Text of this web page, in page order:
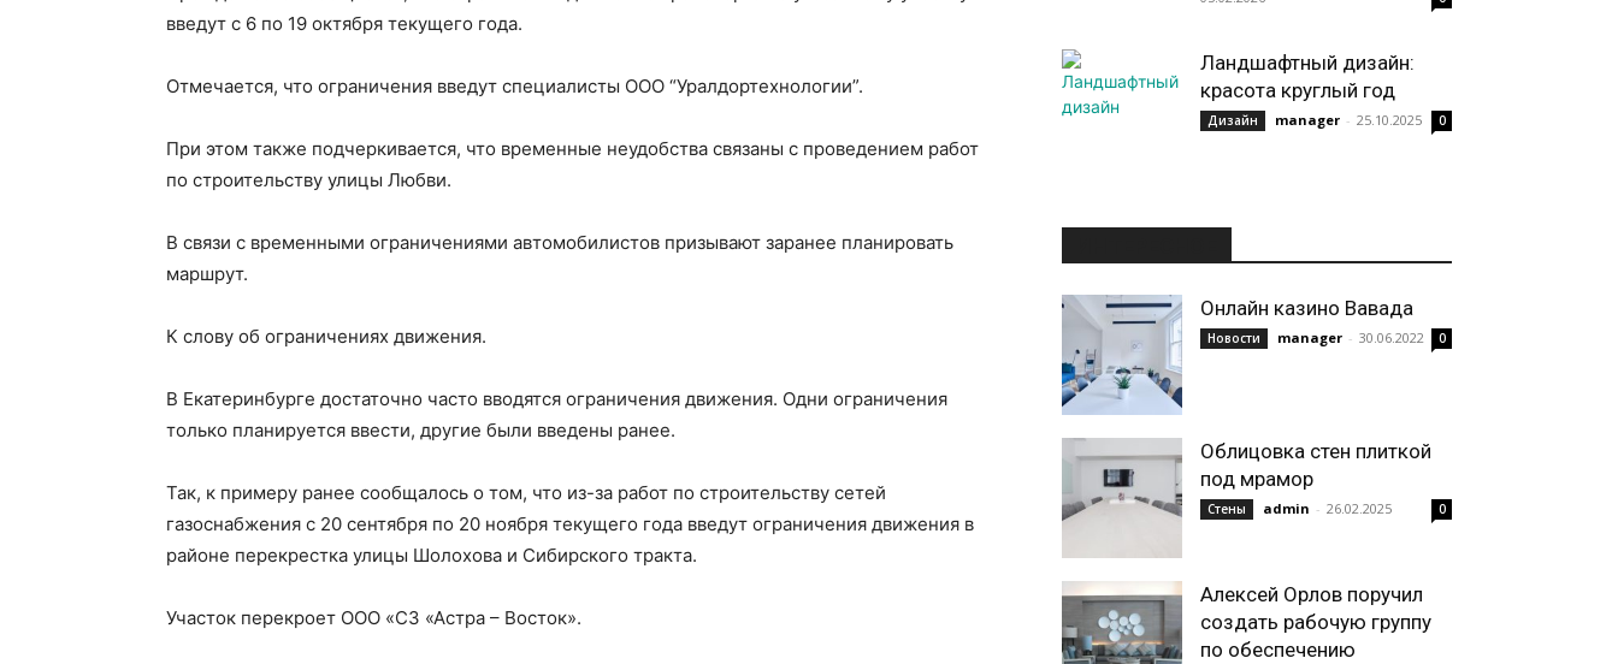
введут с 6 по 19 октября текущего года.
Отмечается, что ограничения введут специалисты ООО “Уралдортехнологии”.
При этом также подчеркивается, что временные неудобства связаны с проведением работ
по строительству улицы Любви.
В связи с временными ограничениями автомобилистов призывают заранее планировать
маршрут.
К слову об ограничениях движения.
В Екатеринбурге достаточно часто вводятся ограничения движения. Одни ограничения
только планируется ввести, другие были введены ранее.
Так, к примеру ранее сообщалось о том, что из-за работ по строительству сетей
газоснабжения с 20 сентября по 20 ноября текущего года введут ограничения движения в
районе перекрестка улицы Шолохова и Сибирского тракта.
Участок перекроет ООО «СЗ «Астра – Восток».
Ландшафтный дизайн:
красота круглый год
Дизайн manager - 25.10.2025 0
Онлайн казино Вавада
Новости manager - 30.06.2022 0
Облицовка стен плиткой
под мрамор
Стены admin - 26.02.2025 0
Алексей Орлов поручил
создать рабочую группу
по обеспечению